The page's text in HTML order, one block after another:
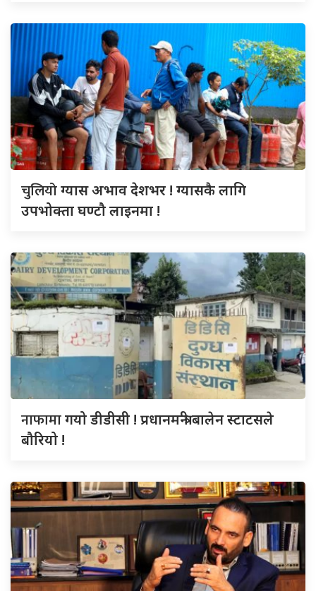
चुलियोग्यास अभाव देशभर ! ग्यासकै लागि
उपभोक्ता घण्टौ लाइनमा !
नाफामागयो डीडीसी ! प्रधानमन्त्री बालेन स्टाटसले
बौरियो !